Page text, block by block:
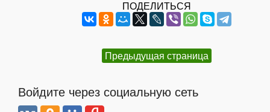
ПОДЕЛИТЬСЯ
Предыдущая страница
Войдите через социальную сеть